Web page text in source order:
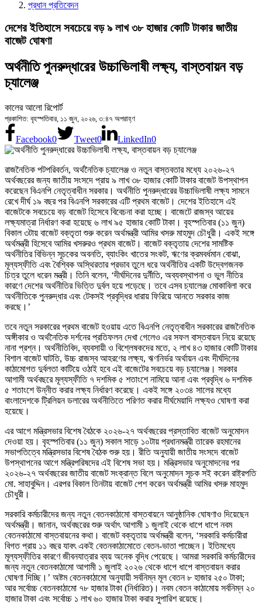
প্রধান প্রতিবেদন
দেশের ইতিহাসে সবচেয়ে বড় ৯ লাখ ৩৮ হাজার কোটি টাকার জাতীয়
বাজেট ঘোষণা
অর্থনীতি পুনরুদ্ধারের উচ্চাভিলাষী লক্ষ্য, বাস্তবায়ন বড়
চ্যালেঞ্জ
কালের আলো রিপোর্ট
প্রকাশিত: বৃহস্পতিবার, ১১ জুন, ২০২৬, ৩:৪৭ অপরাহ্ণ
Facebook0 Tweet0 LinkedIn0
রাজনৈতিক পটপরিবর্তন, অর্থনৈতিক চ্যালেঞ্জ ও নতুন বাস্তবতার মধ্যে ২০২৬-২৭
অর্থবছরের জন্য জাতীয় সংসদে প্রায় ৯ লাখ ৩৮ হাজার কোটি টাকার বাজেট উপস্থাপন
করেছেন বিএনপি নেতৃত্বাধীন সরকার। অর্থনীতি পুনরুদ্ধারের উচ্চাভিলাষী লক্ষ্য সামনে
রেখে দীর্ঘ ১৯ বছর পর বিএনপি সরকারের এটি প্রথম বাজেট। দেশের ইতিহাসে এই
বাজেটকে সবচেয়ে বড় বাজেট হিসেবে বিবেচনা করা হচ্ছে। বাজেটে রাজস্ব আয়ের
লক্ষ্যমাত্রা নির্ধারণ করা হয়েছে ৬ লাখ ৯৫ হাজার কোটি টাকা। বৃহস্পতিবার (১১ জুন)
বিকাল ৩টায় বাজেট বক্তৃতা শুরু করেন অর্থমন্ত্রী আমির খসরু মাহমুদ চৌধুরী। একই সঙ্গে
অর্থমন্ত্রী হিসেবে আমির খসরুরও প্রথম বাজেট। বাজেট বক্তৃতায় দেশের সামষ্টিক
অর্থনীতির বিভিন্ন সূচকের অবনতি, ব্যাংকিং খাতের সংকট, ঋণের ক্রমবর্ধমান বোঝা,
মূল্যস্ফীতি এবং বৈশ্বিক অস্থিরতার প্রভাব তুলে ধরে অর্থনীতির একটি উদ্বেগজনক
চিত্র তুলে ধরেন মন্ত্রী। তিনি বলেন, ‘দীর্ঘদিনের দুর্নীতি, অব্যবস্থাপনা ও ভুল নীতির
কারণে দেশের অর্থনীতির ভিত্তি দুর্বল হয়ে পড়েছে। তবে এসব চ্যালেঞ্জ মোকাবিলা করে
অর্থনীতিকে পুনরুদ্ধার এবং টেকসই প্রবৃদ্ধির ধারায় ফিরিয়ে আনতে সরকার কাজ
করছে।’
তবে নতুন সরকারের প্রথম বাজেট হওয়ায় এতে বিএনপি নেতৃত্বাধীন সরকারের রাজনৈতিক
অঙ্গীকার ও অর্থনৈতিক দর্শনের প্রতিফলন দেখা গেলেও এর সফল বাস্তবায়ন নিয়ে রয়েছে
নানা প্রশ্ন। অর্থনীতিবিদ, ব্যবসায়ী ও বিশ্লেষকদের মতে, ২ লাখ ৪৩ হাজার কোটি টাকার
বিশাল বাজেট ঘাটতি, উচ্চ রাজস্ব আহরণের লক্ষ্য, ঋণনির্ভর অর্থায়ন এবং দীর্ঘদিনের
কাঠামোগত দুর্বলতা কাটিয়ে ওঠাই হবে এই বাজেটের সবচেয়ে বড় চ্যালেঞ্জ। সরকার
আগামী অর্থবছরে মূল্যস্ফীতি ৭ দশমিক ৫ শতাংশে নামিয়ে আনা এবং প্রবৃদ্ধি ৬ দশমিক
৫ শতাংশে উন্নীত করার লক্ষ্য নির্ধারণ করেছে। একই সঙ্গে ২০৩৪ সালের মধ্যে
বাংলাদেশকে ট্রিলিয়ন ডলারের অর্থনীতিতে পরিণত করার দীর্ঘমেয়াদি লক্ষ্যও ঘোষণা করা
হয়েছে।
এর আগে মন্ত্রিসভার বিশেষ বৈঠকে ২০২৬-২৭ অর্থবছরের প্রস্তাবিত বাজেট অনুমোদন
দেওয়া হয়। বৃহস্পতিবার (১১ জুন) সকাল সাড়ে ১০টায় প্রধানমন্ত্রী তারেক রহমানের
সভাপতিত্বে মন্ত্রিসভার বিশেষ বৈঠক শুরু হয়। রীতি অনুযায়ী জাতীয় সংসদে বাজেট
উপস্থাপনের আগে মন্ত্রিপরিষদের এই বিশেষ সভা হয়। মন্ত্রিসভার অনুমোদনের পর
২০২৬-২৭ অর্থবছরের জাতীয় বাজেট সংক্রান্ত বিলে অনুমোদন সূচক সই করেন রাষ্ট্রপতি
মো. সাহাবুদ্দিন। এরপর বিকাল তিনটায় বাজেট পেশ করেন অর্থমন্ত্রী আমির খসরু মাহমুদ
চৌধুরী।
সরকারি কর্মচারীদের জন্য নতুন বেতনকাঠামো বাস্তবায়নে আনুষ্ঠানিক ঘোষণাও দিয়েছেন
অর্থমন্ত্রী। জানান, অর্থবছরের শুরু অর্থাৎ আগামী ১ জুলাই থেকে ধাপে ধাপে নবম
বেতনকাঠামো বাস্তবায়নের কথা। বাজেট বক্তৃতায় অর্থমন্ত্রী বলেন, ‘সরকারি কর্মচারীরা
বিগত প্রায় ১১ বছর যাবৎ একই বেতনকাঠামোতে বেতন-ভাতা পাচ্ছেন। ইতিমধ্যে
মূল্যস্ফীতির কারণে জীবনযাত্রার ব্যয় অনেক বৃদ্ধি পেয়েছে। আমরা সরকারি কর্মচারীদের
জন্য নতুন বেতনকাঠামো আগামী ১ জুলাই ২০২৬ থেকে ধাপে ধাপে বাস্তবায়ন করার
ঘোষণা দিচ্ছি।’ অষ্টম বেতনকাঠামো অনুযায়ী সর্বনিম্ন মূল বেতন ৮ হাজার ২৫০ টাকা;
আর সর্বোচ্চ বেতনকাঠামো ৭৮ হাজার টাকা (নির্ধারিত)। নবম বেতন কাঠামোয় সর্বনিম্ন ২০
হাজার টাকা এবং সর্বোচ্চ ১ লাখ ৬০ হাজার টাকা করার সুপারিশ রয়েছে।